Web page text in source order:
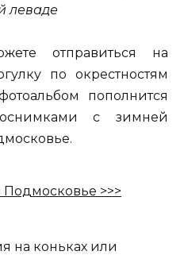
леваде
отправиться на
по окрестностям
пополнится
с зимней
>>>
на коньках или